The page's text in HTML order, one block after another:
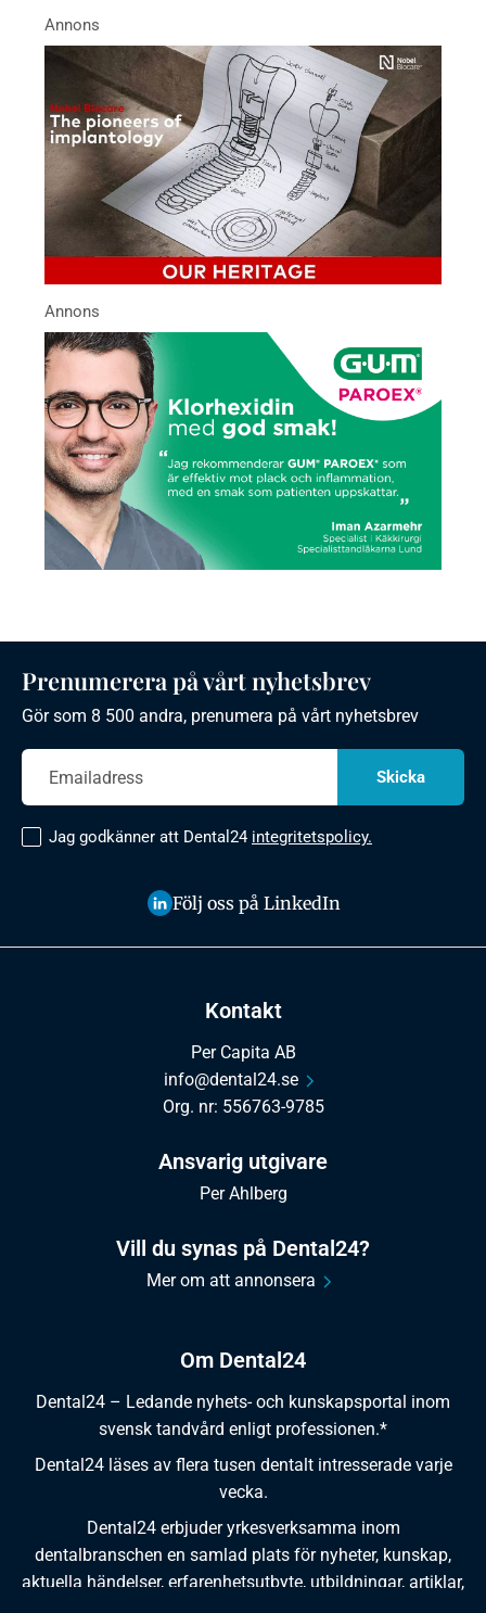
Om Dental24
Dental24 – Ledande nyhets- och kunskapsportal inom
svensk tandvård enligt professionen.*
Dental24 läses av flera tusen dentalt intresserade varje
vecka.
Dental24 erbjuder yrkesverksamma inom
dentalbranschen en samlad plats för nyheter, kunskap,
aktuella händelser, erfarenhetsutbyte, utbildningar, artiklar,
Kontakt
Per Capita AB
info@dental24.se
Org. nr: 556763-9785
Ansvarig utgivare
Per Ahlberg
Vill du synas på Dental24?
Mer om att annonsera
Prenumerera på vårt nyhetsbrev
Gör som 8 500 andra, prenumera på vårt nyhetsbrev
Jag godkänner att Dental24 integritetspolicy.
Följ oss på LinkedIn